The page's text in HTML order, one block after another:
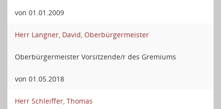
von 01.01.2009
Herr Langner, David, Oberbürgermeister
Oberbürgermeister Vorsitzende/r des Gremiums
von 01.05.2018
Herr Schleiffer, Thomas